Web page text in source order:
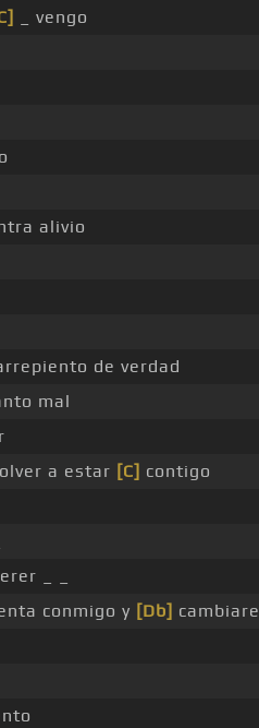
_ vengo
alivio
de verdad
mal
a estar [C] contigo
_ _
conmigo y [Db] cambiare